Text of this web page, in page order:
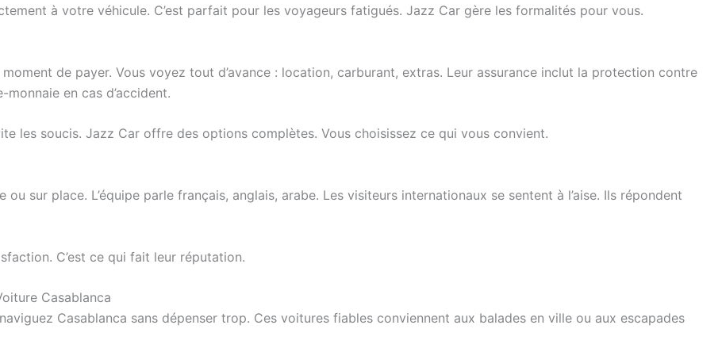
à votre véhicule. C’est parfait pour les voyageurs fatigués. Jazz Car gère les formalités pour vous.
de payer. Vous voyez tout d’avance : location, carburant, extras. Leur assurance inclut la protection contre
en cas d’accident.
les soucis. Jazz Car offre des options complètes. Vous choisissez ce qui vous convient.
sur place. L’équipe parle français, anglais, arabe. Les visiteurs internationaux se sentent à l’aise. Ils répondent
C’est ce qui fait leur réputation.
Casablanca
Casablanca sans dépenser trop. Ces voitures fiables conviennent aux balades en ville ou aux escapades